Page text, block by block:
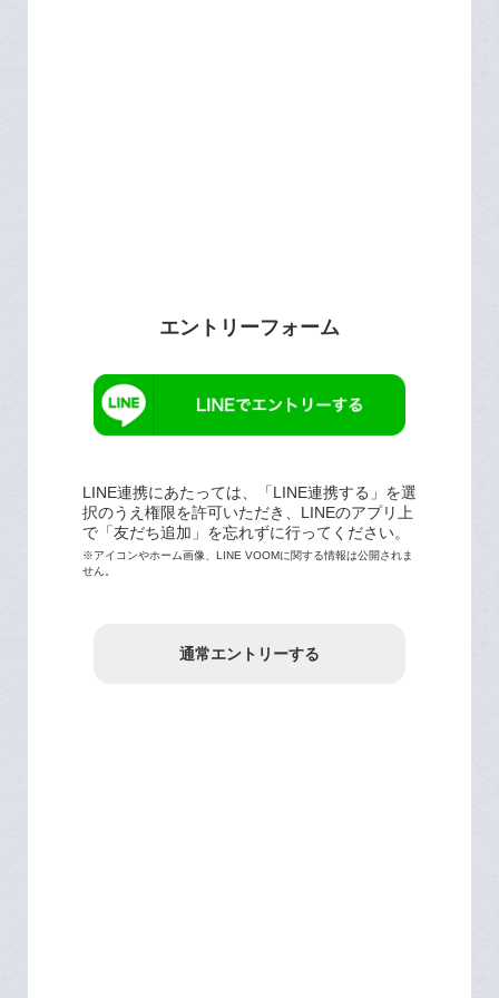
エントリーフォーム
LINE連携にあたっては、「LINE連携する」を選
択のうえ権限を許可いただき、LINEのアプリ上
で「友だち追加」を忘れずに行ってください。
※アイコンやホーム画像、LINE VOOMに関する情報は公開されま
せん。
通常エントリーする